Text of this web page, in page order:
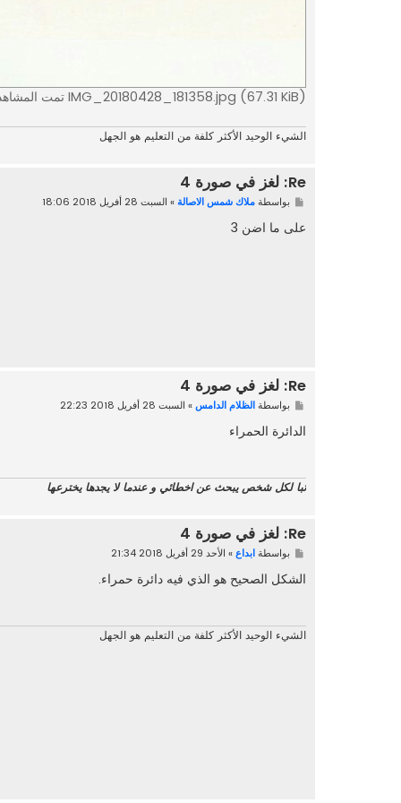
IMG_20180428_181358.jpg (67.31 KiB) تمت المشاهدة 76033 مرةً
الشيء الوحيد الأكثر كلفة من التعليم هو الجهل
Re: لغز في صورة 4
م
ر
بواسطةملاك شمس الاصالة» السبت 28 أفريل 2018 18:06
على ما اضن 3
Re: لغز في صورة 4
م
ا
ر
بواسطةالظلام الدامس» السبت 28 أفريل 2018 22:23
الدائرة الحمراء
تبا لكل شخص يبحث عن اخطائي و عندما لا يجدها يخترعها
Re: لغز في صورة 4
م
ا
ر
بواسطةابداع» الأحد 29 أفريل 2018 21:34
الشكل الصحيح هو الذي فيه دائرة حمراء.
الشيء الوحيد الأكثر كلفة من التعليم هو الجهل